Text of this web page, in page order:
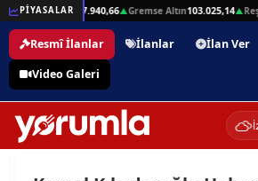
PİYASALAR
▲Beşli Altın207.940,66▲Gremse Altın103.025,14▲Reşat
Resmî İlanlar İlanlar İlan Ver
Video Galeri